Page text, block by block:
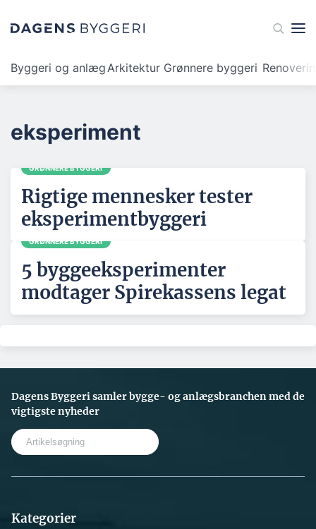
Byggeri og anlægArkitektur Grønnere byggeri
eksperiment
GRØNNERE BYGGERI
Rigtige mennesker tester
eksperimentbyggeri
GRØNNERE BYGGERI
5 byggeeksperimenter
modtager Spirekassens legat
Dagens Byggeri samler bygge- og anlægsbranchen med de
vigtigste nyheder
Kategorier